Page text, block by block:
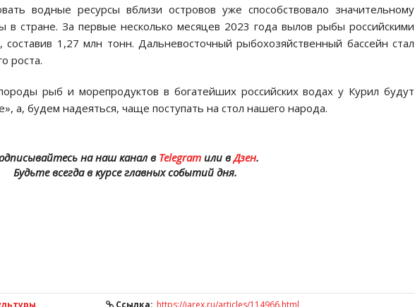
водные ресурсы вблизи островов уже способствовало значительному
в стране. За первые несколько месяцев 2023 года вылов рыбы российскими
составив 1,27 млн ​​тонн. Дальневосточный рыбохозяйственный бассейн стал
роста.
рыб и морепродуктов в богатейших российских водах у Курил будут
а, будем надеяться, чаще поступать на стол нашего народа.
на наш канал вTelegramили вДзен.
Будьте всегда в курсе главных событий дня.
Ссылка: https://iarex.ru/articles/114966.html